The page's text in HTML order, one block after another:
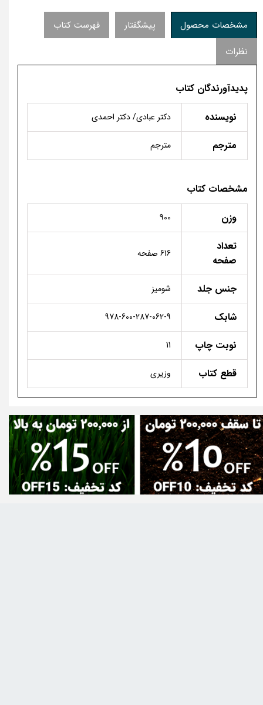
مشخصات محصول پیشگفتار
فهرست کتاب
نظرات
پدیدآورندگان کتاب
نویسنده
دکتر عبادی/ دکتر احمدی
مترجم مترجم
مشخصات کتاب
وزن
900
تعداد
صفحه
616 صفحه
جنس جلد شومیز
شابک 978-600-287-062-9
نوبت چاپ 11
قطع کتاب وزیری